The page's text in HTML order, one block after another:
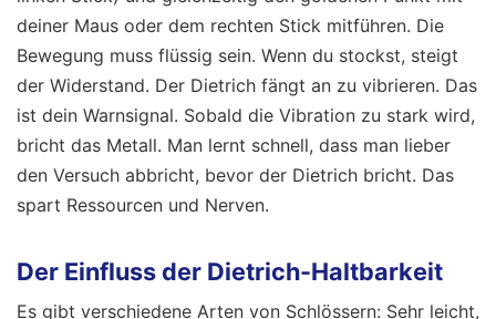
deiner Maus oder dem rechten Stick mitführen. Die
Bewegung muss flüssig sein. Wenn du stockst, steigt
der Widerstand. Der Dietrich fängt an zu vibrieren. Das
ist dein Warnsignal. Sobald die Vibration zu stark wird,
bricht das Metall. Man lernt schnell, dass man lieber
den Versuch abbricht, bevor der Dietrich bricht. Das
spart Ressourcen und Nerven.
Der Einfluss der Dietrich-Haltbarkeit
Es gibt verschiedene Arten von Schlössern: Sehr leicht,